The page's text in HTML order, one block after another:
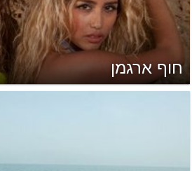
חוף ארגמן